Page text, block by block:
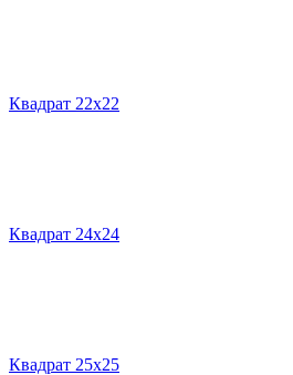
Квадрат 22х22
Квадрат 24х24
Квадрат 25х25